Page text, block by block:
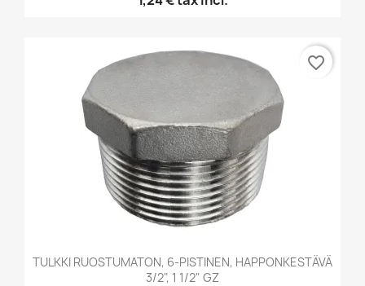
TULKKI RUOSTUMATON, 6-PISTINEN, HAPPONKESTÄVÄ
3/2", 1 1/2" GZ
favorite_border